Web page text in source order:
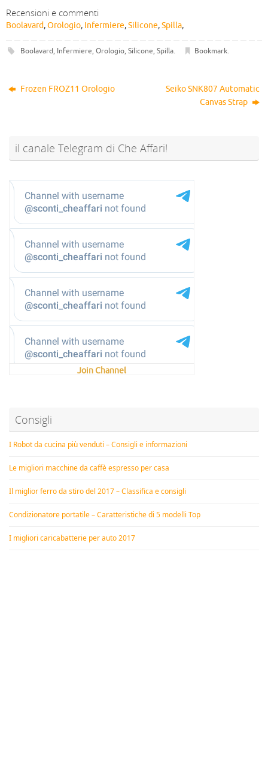
Recensioni e commenti
Boolavard,Orologio, Infermiere,Silicone,Spilla,
Boolavard, Infermiere, Orologio, Silicone, Spilla. Bookmark.
Frozen FROZ11 Orologio
Seiko SNK807 Automatic
Canvas Strap
il canale Telegram di Che Affari!
Join Channel
Consigli
I Robot da cucina più venduti – Consigli e informazioni
Le migliori macchine da caffè espresso per casa
Il miglior ferro da stiro del 2017 – Classifica e consigli
Condizionatore portatile – Caratteristiche di 5 modelli Top
I migliori caricabatterie per auto 2017